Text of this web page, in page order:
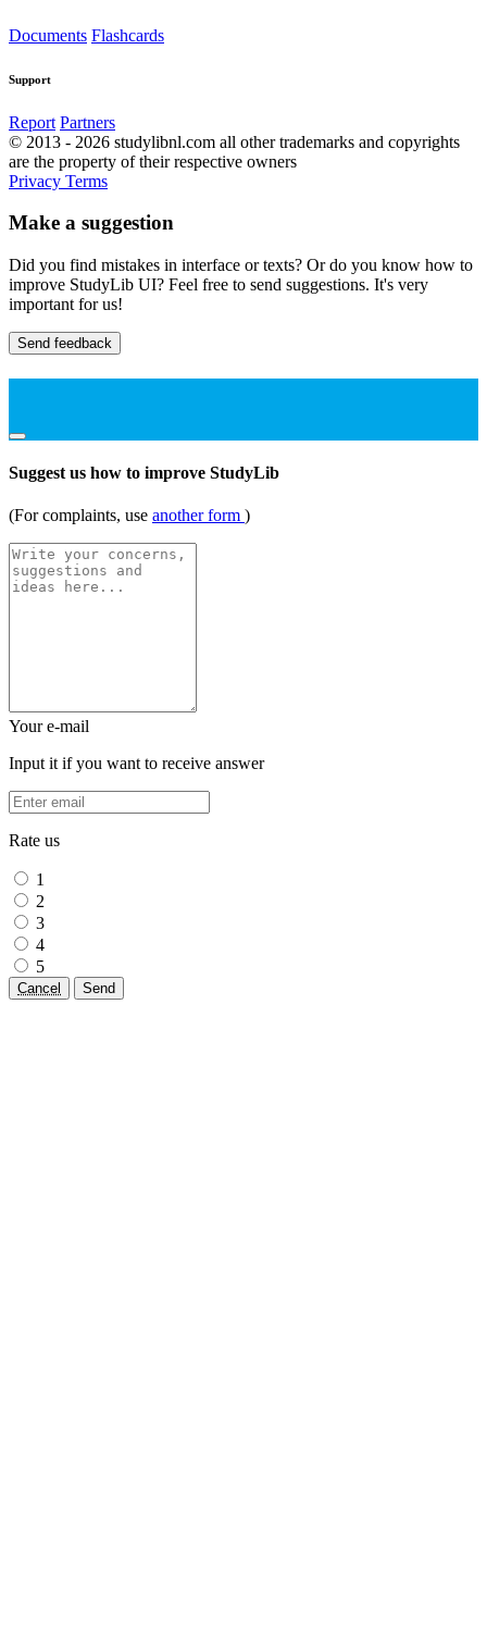
Documents Flashcards
Support
Report Partners
© 2013 - 2026 studylibnl.com all other trademarks and copyrights
are the property of their respective owners
Privacy Terms
Make a suggestion
Did you find mistakes in interface or texts? Or do you know how to
improve StudyLib UI? Feel free to send suggestions. It's very
important for us!
Send feedback
Suggest us how to improve StudyLib
(For complaints, use another form )
Your e-mail
Input it if you want to receive answer
Rate us
1
2
3
4
5
Cancel Send